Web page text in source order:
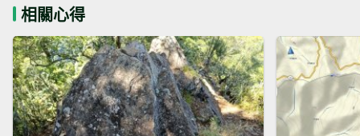
相關心得